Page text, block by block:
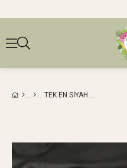
TEK EN SIYAH SIVAMALI TOK ESNEK İNTERLOK ÖRME (EN 95 CM X BOY 270 CM)